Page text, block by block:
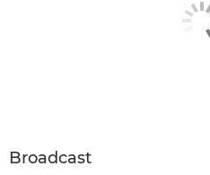
Broadcast